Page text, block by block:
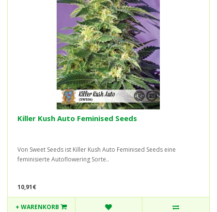
Killer Kush Auto Feminised Seeds
Von Sweet Seeds ist Killer Kush Auto Feminised Seeds eine
feminisierte Autoflowering Sorte..
10,91€
+ WARENKORB